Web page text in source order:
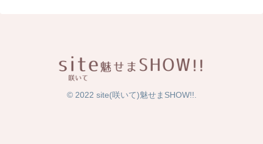
© 2022 site(咲いて)魅せまSHOW!!.